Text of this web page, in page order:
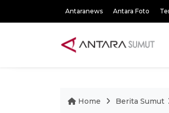
Antaranews Antara Foto
Home Berita Sumut